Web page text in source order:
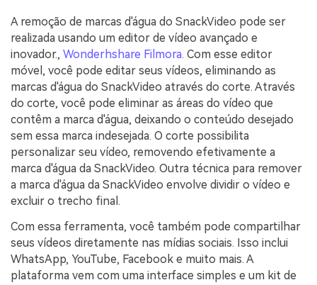
A remoção de marcas d'água do SnackVideo pode ser
realizada usando um editor de vídeo avançado e
inovador., Wonderhshare Filmora. Com esse editor
móvel, você pode editar seus vídeos, eliminando as
marcas d'água do SnackVideo através do corte. Através
do corte, você pode eliminar as áreas do vídeo que
contêm a marca d'água, deixando o conteúdo desejado
sem essa marca indesejada. O corte possibilita
personalizar seu vídeo, removendo efetivamente a
marca d'água da SnackVideo. Outra técnica para remover
a marca d'água da SnackVideo envolve dividir o vídeo e
excluir o trecho final.
Com essa ferramenta, você também pode compartilhar
seus vídeos diretamente nas mídias sociais. Isso inclui
WhatsApp, YouTube, Facebook e muito mais. A
plataforma vem com uma interface simples e um kit de